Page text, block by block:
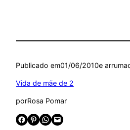
Publicado em01/06/2010e
Vida de mãe de 2
porRosa Pomar
Share on Facebook Share on Pinterest Share on WhatsApp Email this Page